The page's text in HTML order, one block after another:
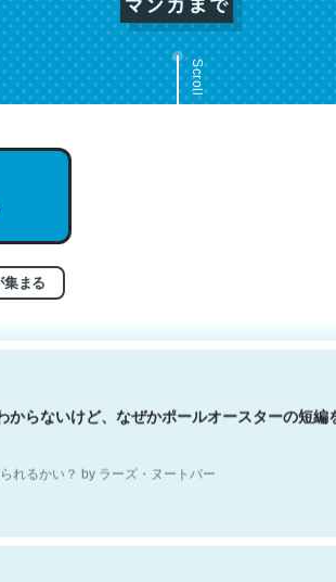
Scroll
集まる
てもクレバーなんだろうなと凄く思う。英語少
の流れ好き。Let’s Fucking Go. Then Covid
からないけど、なぜかポールオースターの短編
れるかい？ by ラーズ・ヌートバー